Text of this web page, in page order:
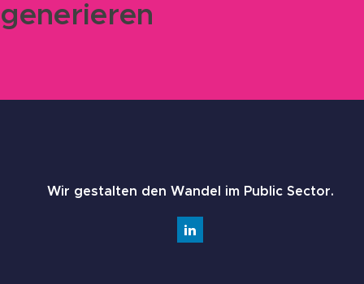
generieren
Wir gestalten den Wandel im Public Sector.